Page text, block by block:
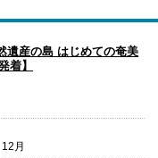
遺産の島 はじめての奄美
着】
月